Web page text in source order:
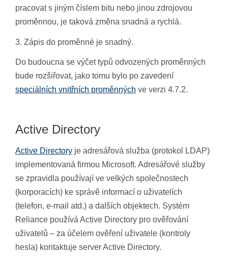
pracovat s jiným číslem bitu nebo jinou zdrojovou
proměnnou, je taková změna snadná a rychlá.
3. Zápis do proměnné je snadný.
Do budoucna se výčet typů odvozených proměnných
bude rozšiřovat, jako tomu bylo po zavedení
speciálních vnitřních proměnných ve verzi 4.7.2.
Active Directory
Active Directory je adresářová služba (protokol LDAP)
implementovaná firmou Microsoft. Adresářové služby
se zpravidla používají ve velkých společnostech
(korporacích) ke správě informací o uživatelích
(telefon, e-mail atd.) a dalších objektech. Systém
Reliance používá Active Directory pro ověřování
uživatelů – za účelem ověření uživatele (kontroly
hesla) kontaktuje server Active Directory.